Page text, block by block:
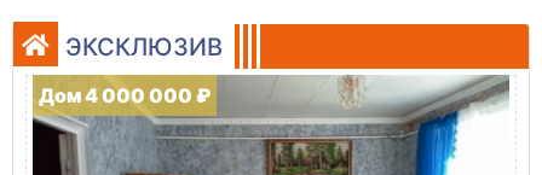
ЭКСКЛЮЗИВ
Дом 4 000 000 ₽